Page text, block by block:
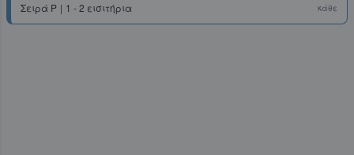
Σειρά P 1 - 2 εισιτήρια κάθε